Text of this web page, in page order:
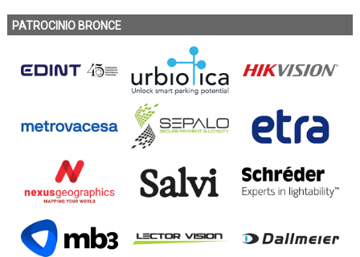
PATROCINIO BRONCE